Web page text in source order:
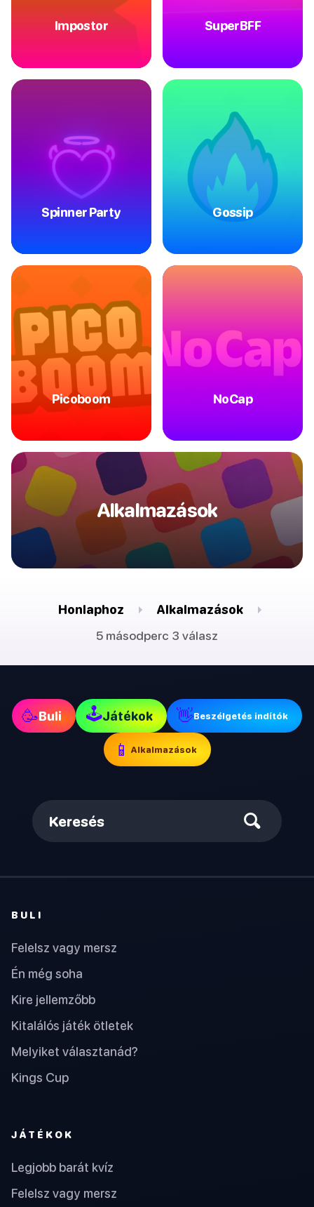
Impostor SuperBFF
Spinner Party Gossip
Picoboom NoCap
Alkalmazások
Honlaphoz
Alkalmazások
5 másodperc 3 válasz
🥳Buli 🕹Játékok 👋Beszélgetés indítók
📱 Alkalmazások
Keresés
BULI
Felelsz vagy mersz
Én még soha
Kire jellemzőbb
Kitalálós játék ötletek
Melyiket választanád?
Kings Cup
JÁTÉKOK
Legjobb barát kvíz
Felelsz vagy mersz